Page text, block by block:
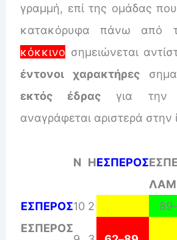
γραμμή, επί της ομάδας
κατακόρυφα πάνω από
κόκκινο σημειώνεται
έντονοι χαρακτήρες
εκτός έδρας για την
αναγράφεται αριστερά στην
N HΕΣΠΕΡΟΣ
ΕΣΠΕΡΟΣ10 2 89
ΕΣΠΕΡΟΣ